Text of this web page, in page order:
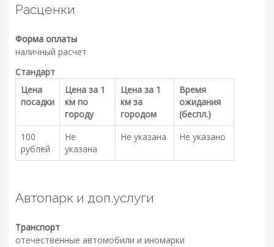
Расценки
Форма оплаты
наличный расчет
Стандарт
Цена
посадки
Цена за 1
км по
городу
Цена за 1
км за
городом
Время
ожидания
(беспл.)
100
рублей
Не
указана
Не указана Не указано
Автопарк и доп.услуги
Транспорт
отечественные автомобили и иномарки